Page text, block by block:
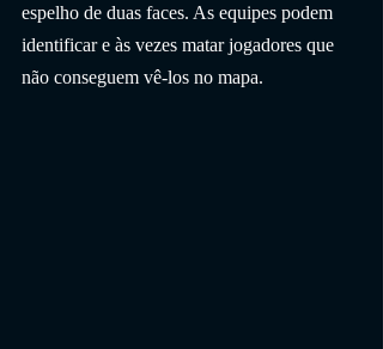
espelho de duas faces. As equipes podem
identificar e às vezes matar jogadores que
não conseguem vê-los no mapa.